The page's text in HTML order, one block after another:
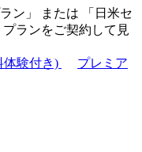
ン 」 または 「 日米セ
プランをご契約して見
体験付き)
プレミア